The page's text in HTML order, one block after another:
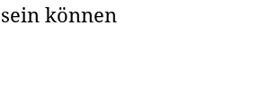
sein können